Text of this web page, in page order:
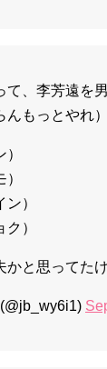
て、李芳遠を
もっとやれ）
）
）
かと思って